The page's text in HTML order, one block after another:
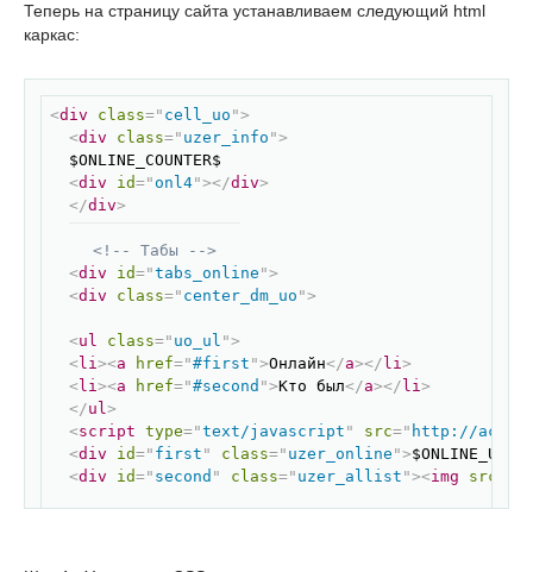
Теперь на страницу сайта устанавливаем следующий html
каркас:
<div class=" cell_uo ">
<div class=" uzer_info ">
  $ONLINE_COUNTER$
<div id="onl4"></div>
</div>
<!-- Табы -->
<div id="tabs_online ">
<div class=" center_dm_uo ">
<ul class=" uo_ul ">
<li><a href="#first ">Онлайн</a></ li>
<li><a href="#second ">Кто был</a></ li>
</ul>
<script type="text/javascript " src=" http://
<div id=" first " class=" uzer_online ">
<div id=" second " class=" uzer_allist "><img src
<!-- /Табы -->